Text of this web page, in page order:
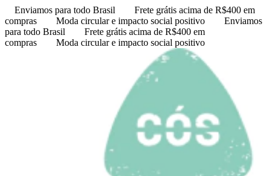
Enviamos para todo Brasil
Frete grátis acima de R$400 em
compras
Moda circular e impacto social positivo
Enviamos
para todo Brasil
Frete grátis acima de R$400 em
compras
Moda circular e impacto social positivo